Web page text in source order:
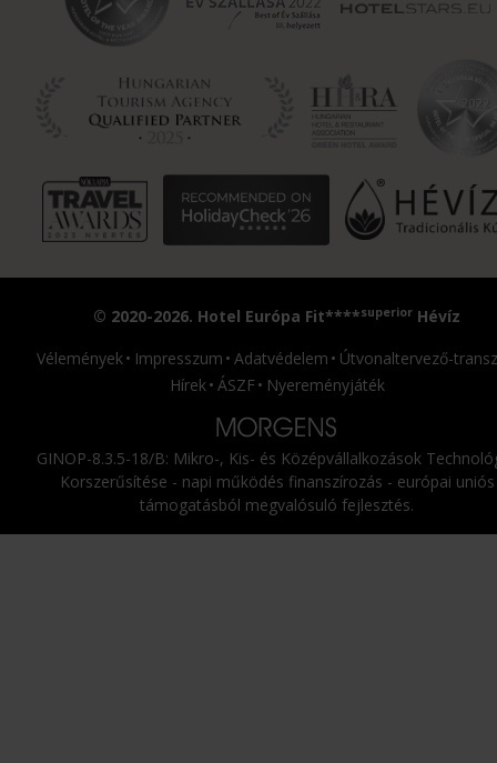
© 2020-2026. Hotel Európa Fit****superior Hévíz
Vélemények
Impresszum Adatvédelem
Útvonaltervező-
Hírek ÁSZF Nyereményjáték
GINOP-8.3.5-18/B: Mikro-, Kis- és Középvállalkozások
Korszerűsítése - napi működés finanszírozás - európai uniós
támogatásból megvalósuló fejlesztés.